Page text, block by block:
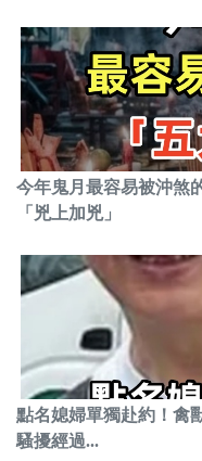
今年鬼月最容易被沖煞
「兇上加兇」
點名媳婦單獨赴約！禽
騷擾經過...